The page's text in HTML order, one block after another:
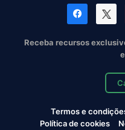
Receba recursos
Termos e
Política de cookies